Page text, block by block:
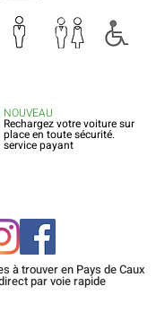
NOUVEAU
Rechargez votre voiture sur
place en toute sécurité.
service payant
à trouver en Pays de Caux
par voie rapide